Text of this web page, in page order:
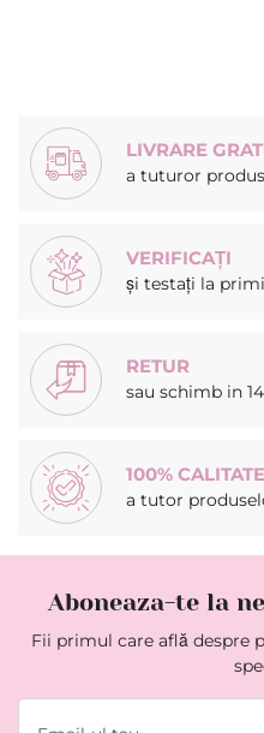
LIVRARE
a tuturor
VERIFICAȚI
și testați la
RETUR
sau schimb in
100% CALITATE
a tutor
Aboneaza-te la
Fii primul care află despre